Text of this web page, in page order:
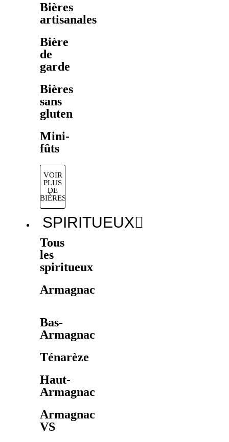
Bières
artisanales
Bière
de
garde
Bières
sans
gluten
Mini-
fûts
VOIR
PLUS
DE
BIÈRES
SPIRITUEUX
Tous
les
spiritueux
Armagnac
Bas-
Armagnac
Ténarèze
Haut-
Armagnac
Armagnac
VS